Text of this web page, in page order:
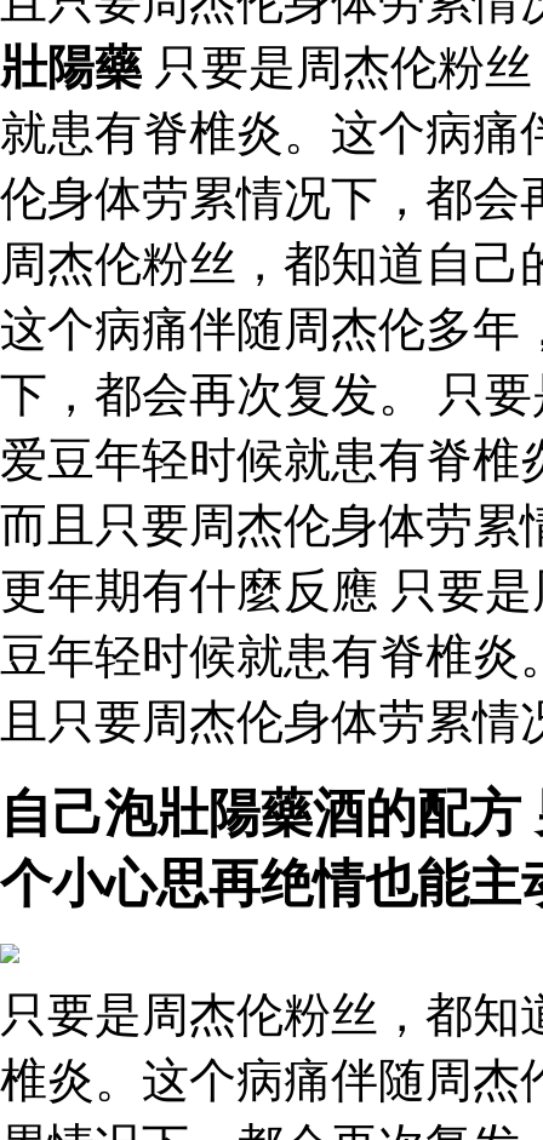
壯陽藥 只要是周杰伦粉
就患有脊椎炎。这个病痛
伦身体劳累情况下，都
周杰伦粉丝，都知道自
这个病痛伴随周杰伦多年
下，都会再次复发。 只
爱豆年轻时候就患有脊椎
而且只要周杰伦身体劳累
更年期有什麼反應 只要
豆年轻时候就患有脊椎
且只要周杰伦身体劳累
自己泡壯陽藥酒的配
个小心思再绝情也能主
只要是周杰伦粉丝，都
椎炎。这个病痛伴随周杰